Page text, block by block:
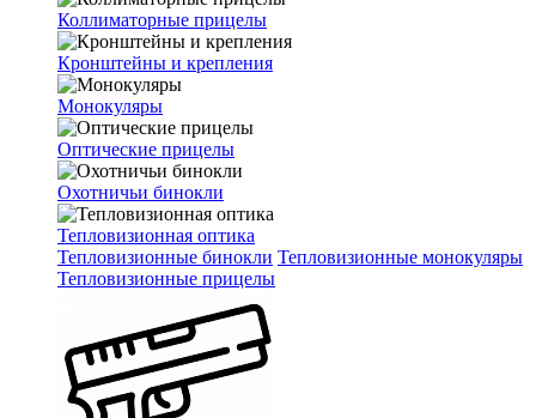
Коллиматорные прицелы
Кронштейны и крепления
Монокуляры
Оптические прицелы
Охотничьи бинокли
Тепловизионная оптика
Тепловизионные бинокли Тепловизионные монокуляры
Тепловизионные прицелы